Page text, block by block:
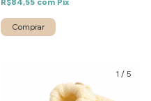
R$84,55 com Pix
1 / 5